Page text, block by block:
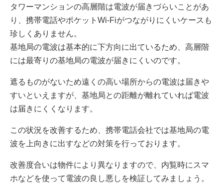
タワーマンションの高層階は電波が届きづらいことがあ
り、携帯電話やポケットWi-Fiがつながりにくいケースも
珍しくありません。
基地局の電波は基本的に下方向に出ているため、高層階
には最寄りの基地局の電波が届きにくいのです。
遮るものがないため遠くの高い場所からの電波は届きや
すいといえますが、基地局との距離が離れていれば電波
は届きにくくなります。
この状況を改善するため、携帯電話会社では基地局の電
波を上向きに出すなどの対策を行っております。
改善度合いは物件により異なりますので、内覧時にスマ
ホなどを使って電波の良し悪しを検証してみましょう。